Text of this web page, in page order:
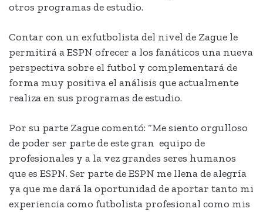
otros programas de estudio.
Contar con un exfutbolista del nivel de Zague le
permitirá a ESPN ofrecer a los fanáticos una nueva
perspectiva sobre el futbol y complementará de
forma muy positiva el análisis que actualmente
realiza en sus programas de estudio.
Por su parte Zague comentó: “Me siento orgulloso
de poder ser parte de este gran equipo de
profesionales y a la vez grandes seres humanos
que es ESPN. Ser parte de ESPN me llena de alegría
ya que me dará la oportunidad de aportar tanto mi
experiencia como futbolista profesional como mis